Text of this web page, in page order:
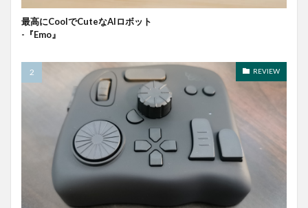
最高にCoolでCuteなAIロボット
-『Emo』
REVIEW